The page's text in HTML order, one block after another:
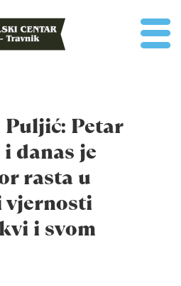
Petar
danas je
rasta u
vjernosti
i svom